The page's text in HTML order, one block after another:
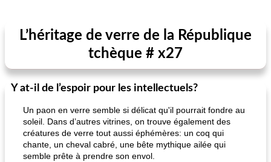
L’héritage de verre de la République
tchèque # x27
Y at-il de l’espoir pour les intellectuels?
Un paon en verre semble si délicat qu'il pourrait fondre au
soleil. Dans d’autres vitrines, on trouve également des
créatures de verre tout aussi éphémères: un coq qui
chante, un cheval cabré, une bête mythique ailée qui
semble prête à prendre son envol.